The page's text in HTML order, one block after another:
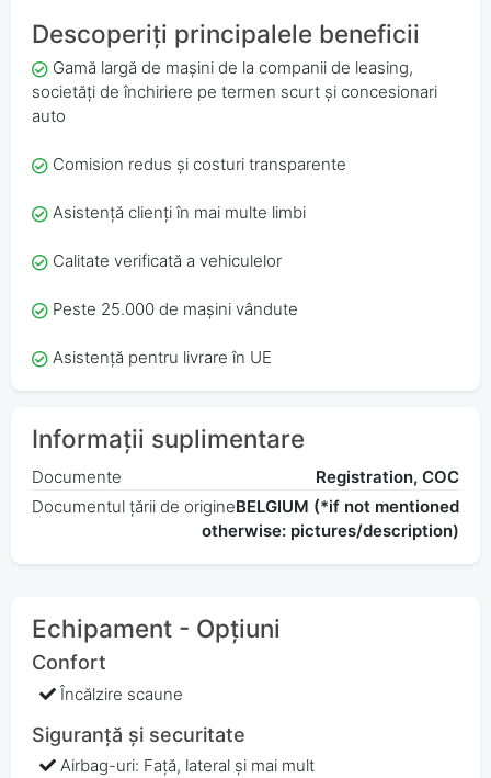
Descoperiți principalele beneficii
Gamă largă de mașini de la companii de leasing,
societăți de închiriere pe termen scurt și concesionari
auto
Comision redus și costuri transparente
Asistență clienți în mai multe limbi
Calitate verificată a vehiculelor
Peste 25.000 de mașini vândute
Asistență pentru livrare în UE
Informații suplimentare
Documente
Registration, COC
Documentul țării de origineBELGIUM (*if not mentioned
otherwise: pictures/description)
Echipament - Opțiuni
Confort
Încălzire scaune
Siguranță și securitate
Airbag-uri: Față, lateral și mai mult